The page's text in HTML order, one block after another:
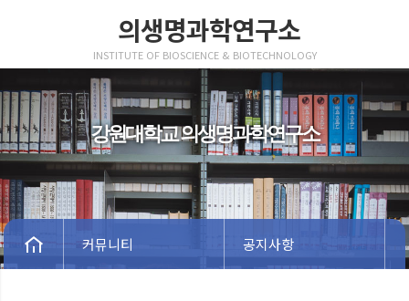
의생명과학연구소
INSTITUTE OF BIOSCIENCE & BIOTECHNOLOGY
강원대학교 의생명과학연구소
커뮤니티 공지사항